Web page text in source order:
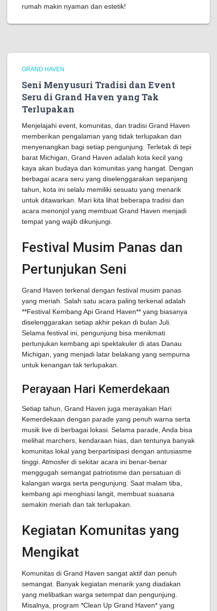
rumah makin nyaman dan estetik!
GRAND HAVEN
Seni Menyusuri Tradisi dan Event
Seru di Grand Haven yang Tak
Terlupakan
Menjelajahi event, komunitas, dan tradisi Grand Haven
memberikan pengalaman yang tidak terlupakan dan
menyenangkan bagi setiap pengunjung. Terletak di tepi
barat Michigan, Grand Haven adalah kota kecil yang
kaya akan budaya dan komunitas yang hangat. Dengan
berbagai acara seru yang diselenggarakan sepanjang
tahun, kota ini selalu memiliki sesuatu yang menarik
untuk ditawarkan. Mari kita lihat beberapa tradisi dan
acara menonjol yang membuat Grand Haven menjadi
tempat yang wajib dikunjungi.
Festival Musim Panas dan
Pertunjukan Seni
Grand Haven terkenal dengan festival musim panas
yang meriah. Salah satu acara paling terkenal adalah
**Festival Kembang Api Grand Haven** yang biasanya
diselenggarakan setiap akhir pekan di bulan Juli.
Selama festival ini, pengunjung bisa menikmati
pertunjukan kembang api spektakuler di atas Danau
Michigan, yang menjadi latar belakang yang sempurna
untuk kenangan tak terlupakan.
Perayaan Hari Kemerdekaan
Setiap tahun, Grand Haven juga merayakan Hari
Kemerdekaan dengan parade yang penuh warna serta
musik live di berbagai lokasi. Selama parade, Anda bisa
melihat marchers, kendaraan hias, dan tentunya banyak
komunitas lokal yang berpartisipasi dengan antusiasme
tinggi. Atmosfer di sekitar acara ini benar-benar
menggugah semangat patriotisme dan persatuan di
kalangan warga serta pengunjung. Saat malam tiba,
kembang api menghiasi langit, membuat suasana
semakin meriah dan tak terlupakan.
Kegiatan Komunitas yang
Mengikat
Komunitas di Grand Haven sangat aktif dan penuh
semangat. Banyak kegiatan menarik yang diadakan
yang melibatkan warga setempat dan pengunjung.
Misalnya, program *Clean Up Grand Haven* yang